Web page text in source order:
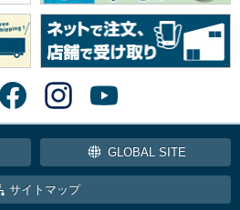
GLOBAL SITE
サイトマップ